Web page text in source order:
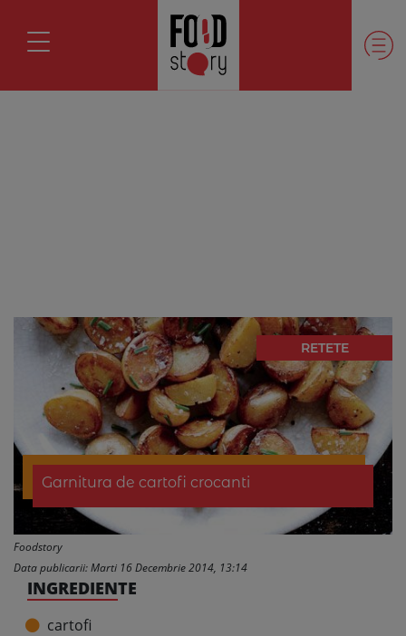
RETETE
Garnitura de cartofi crocanti
Foodstory
Data publicarii: Marti 16 Decembrie 2014, 13:14
INGREDIENTE
cartofi